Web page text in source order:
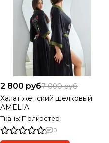
2 800 руб7 000 руб
Халат женский шелковый
AMELIA
Ткань: Полиэстер
0